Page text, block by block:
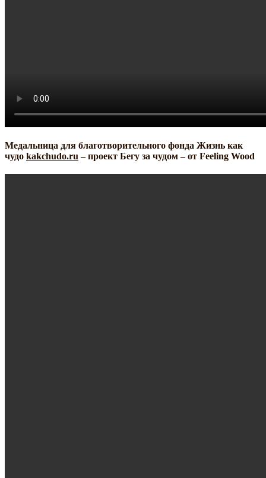
Медальница для благотворительного фонда Жизнь как
чудо kakchudo.ru – проект Бегу за чудом – от Feeling Wood